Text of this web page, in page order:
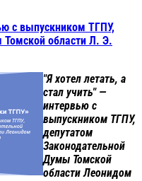
с выпускником ТГПУ,
области Л. Э.
"Я хотел летать, а
стал учить" —
интервью с
выпускником ТГПУ,
депутатом
Законодательной
Думы Томской
области Леонидом